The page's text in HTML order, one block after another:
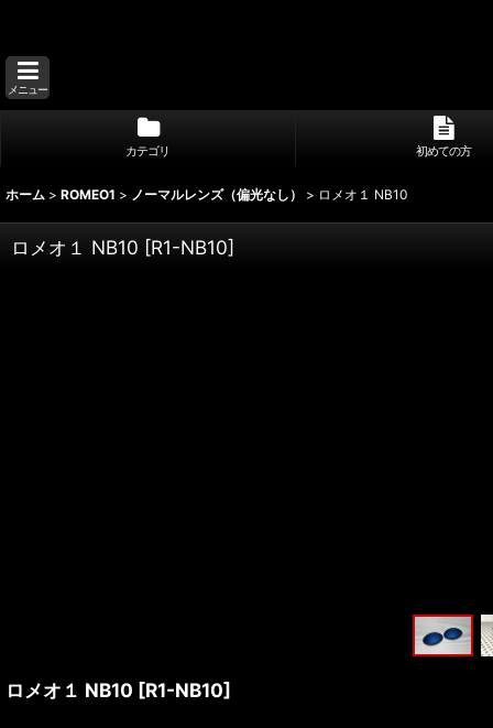
メニュー
カテゴリ 初めての方
ホーム > ROMEO1 > ノーマルレンズ（偏光なし） > ロメオ１ NB10
ロメオ１ NB10 [R1-NB10]
ロメオ１ NB10 [R1-NB10]